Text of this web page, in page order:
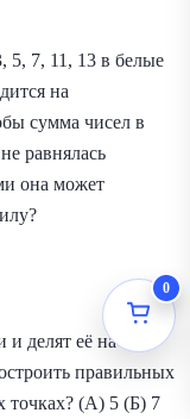
5, 7, 11, 13 в белые
на
сумма чисел в
равнялась
она может
и делят её на
правильных
точках? (А) 5 (Б) 7
0